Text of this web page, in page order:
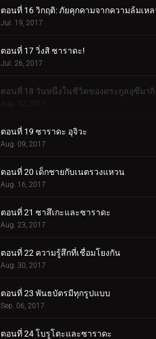
ตอนที่ 16 วิกฤติ: ภัยคุกคามจากความล้มเห
Jul. 19, 2017
ตอนที่ 17 วิ่งสิ ซาราดะ!
Jul. 26, 2017
ตอนที่ 18 วันหนึ่งในชีวิตของตระกูลอุซึมากิ
Aug. 02, 2017
ตอนที่ 19 ซาราดะ อุจิวะ
Aug. 09, 2017
ตอนที่ 20 เด็กชายกับเนตรวงแหวน
Aug. 16, 2017
ตอนที่ 21 ซาสึเกะและซาราดะ
Aug. 23, 2017
ตอนที่ 22 ความรู้สึกที่เชื่อมโยงกัน
Aug. 30, 2017
ตอนที่ 23 พันธบัตรมีทุกรูปแบบ
Sep. 06, 2017
ตอนที่ 24 โบรูโตะและซาราดะ